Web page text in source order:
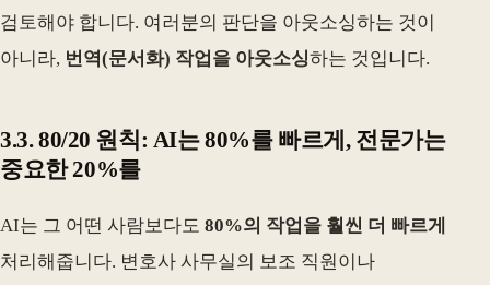
검토해야 합니다. 여러분의 판단을 아웃소싱하는 것이
아니라, 번역(문서화) 작업을 아웃소싱하는 것입니다.
3.3. 80/20 원칙: AI는 80%를 빠르게, 전문가는
중요한 20%를
AI는 그 어떤 사람보다도 80%의 작업을 훨씬 더 빠르게
처리해줍니다. 변호사 사무실의 보조 직원이나